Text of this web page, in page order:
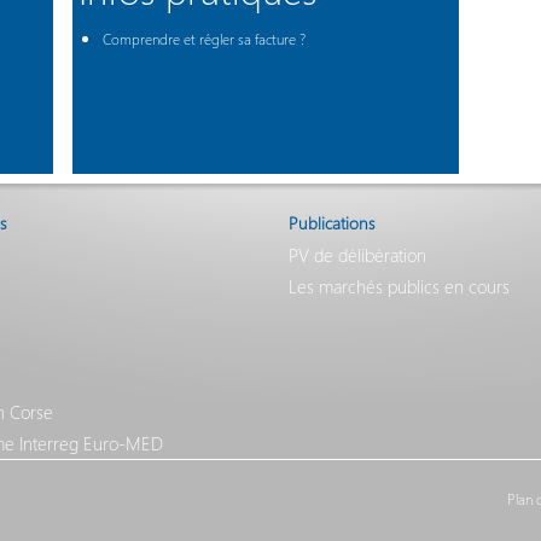
Comprendre et régler sa facture ?
Corse
Interreg Euro-MED
Publications
PV de délibération
Les marchés publics en cours
Plan